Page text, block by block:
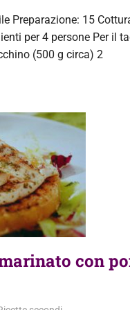
Preparazione: 15
per 4 persone Per il
(500 g circa) 2
con